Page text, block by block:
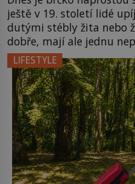
ještě v 19. století lidé
dutými stébly žita nebo
dobře, mají ale jednu
chvíli se rozmáčejí a
příchuť. Právě tahle
amerického výrobce
nápadu, který změní
LIFESTYLE